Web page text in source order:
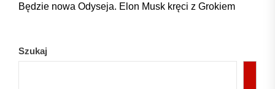
Będzie nowa Odyseja. Elon Musk kręci z Grokiem
Szukaj